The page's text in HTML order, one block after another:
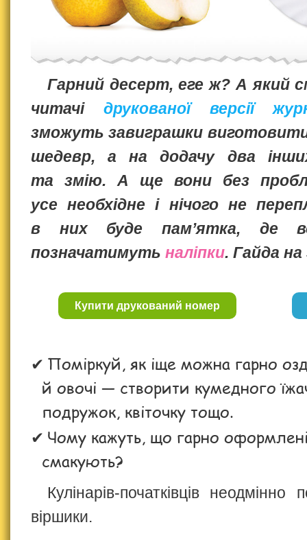
Гарний десерт, еге ж? А який
читачі друкованої версії
зможуть завиграшки виготовити
шедевр, а на додачу два
та змію. А ще вони без
усе необхідне і нічого не
в них буде пам’ятка, де
позначатимуть наліпки. Гайда на
Купити друкований номер
Поміркуй, як іще можна гарно
й овочі — створити кумедного
подружок, квіточку тощо.
Чому кажуть, що гарно
смакують?
Кулінарів-початківців неодмінно
віршики.